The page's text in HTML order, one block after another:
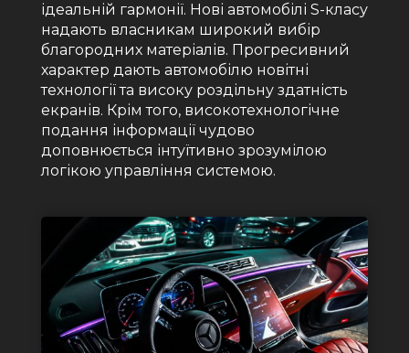
ідеальній гармонії. Нові автомобілі S-класу
надають власникам широкий вибір
благородних матеріалів. Прогресивний
характер дають автомобілю новітні
технології та високу роздільну здатність
екранів. Крім того, високотехнологічне
подання інформації чудово
доповнюється інтуїтивно зрозумілою
логікою управління системою.